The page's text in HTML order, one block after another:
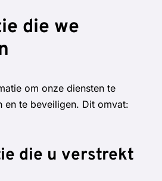
die we
om onze diensten te
en te beveiligen. Dit omvat:
die u verstrekt